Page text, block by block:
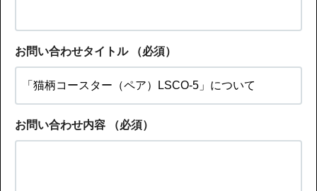
お問い合わせタイトル （必須）
お問い合わせ内容 （必須）